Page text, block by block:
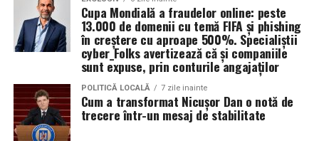
În funcție de specificațiile constructorului, poate fi
utilizat pe vehicule ale unor mărci precum:
Mercedes-Benz;
Volkswagen;
de toaletă, poate aduce beneficii semnificative imaginii
unui eveniment. Într-o eră în care participanții devin din
ce în ce mai conștienți de problemele de mediu,
organizatorii care aleg să adopte soluții sustenabile, cum
ar fi închirierea toaletelor din gama ecologică, pot
câștiga aprecierea publicului.
Aceasta nu doar că îmbunătățește percepția față de
Cupa Mondială a fraudelor online: peste
13.000 de domenii cu temă FIFA și phishing
în creștere cu aproape 500%. Specialiștii
cyber_Folks avertizează că și companiile
sunt expuse, prin conturile angajaților
POLITICĂ LOCALĂ 7 zile inainte
Cum a transformat Nicușor Dan o notă de
trecere într-un mesaj de stabilitate